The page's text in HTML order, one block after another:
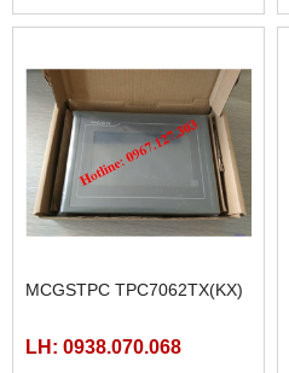
MCGSTPC TPC7062TX(KX)
LH: 0938.070.068